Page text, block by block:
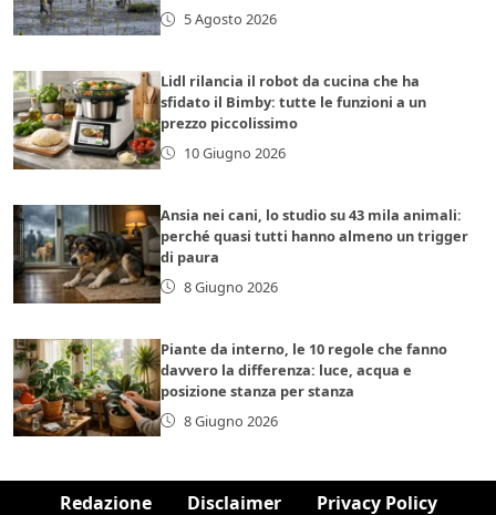
5 Agosto 2026
Lidl rilancia il robot da cucina che ha
sfidato il Bimby: tutte le funzioni a un
prezzo piccolissimo
10 Giugno 2026
Ansia nei cani, lo studio su 43 mila animali:
perché quasi tutti hanno almeno un trigger
di paura
8 Giugno 2026
Piante da interno, le 10 regole che fanno
davvero la differenza: luce, acqua e
posizione stanza per stanza
8 Giugno 2026
Redazione Disclaimer Privacy Policy